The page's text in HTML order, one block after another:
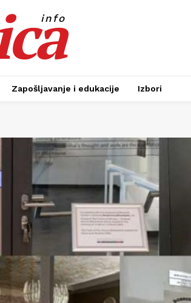
info
Zapošljavanje i edukacije Izbori